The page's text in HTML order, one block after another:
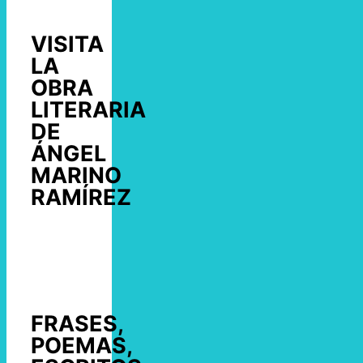
VISITA
LA
OBRA
LITERARIA
DE
ÁNGEL
MARINO
RAMÍREZ
FRASES,
POEMAS,